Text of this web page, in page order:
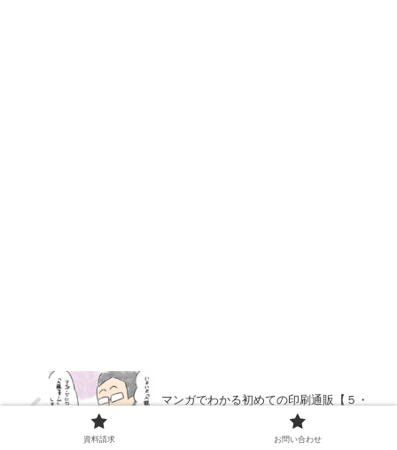
マンガでわかる初めての印刷通販【５・
資料請求 お問い合わせ